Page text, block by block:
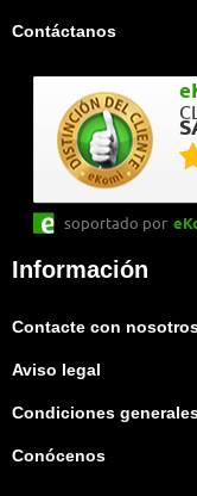
Contáctanos
soportado por
Información
Contacte con
Aviso legal
Condiciones
Conócenos